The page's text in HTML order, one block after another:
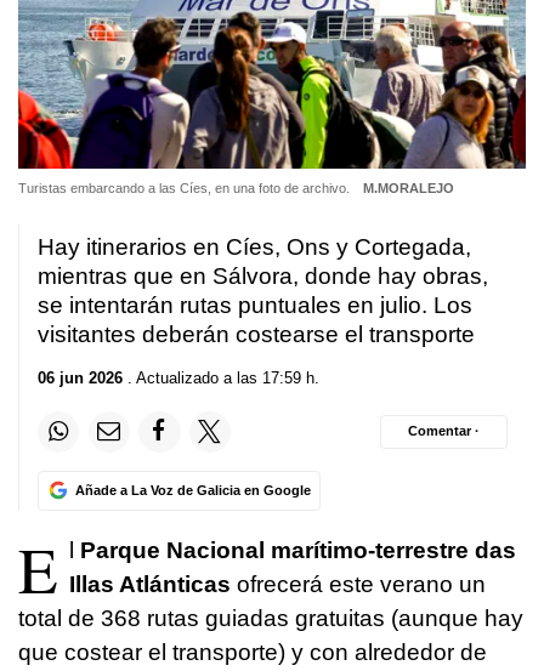
Turistas embarcando a las Cíes, en una foto de archivo. M.MORALEJO
Hay itinerarios en Cíes, Ons y Cortegada,
mientras que en Sálvora, donde hay obras,
se intentarán rutas puntuales en julio. Los
visitantes deberán costearse el transporte
06 jun 2026 . Actualizado a las 17:59 h.
Añade a La Voz de Galicia en Google
Comentar ·
E l Parque Nacional marítimo-terrestre das
Illas Atlánticas ofrecerá este verano un
total de 368 rutas guiadas gratuitas (aunque hay
que costear el transporte) y con alrededor de